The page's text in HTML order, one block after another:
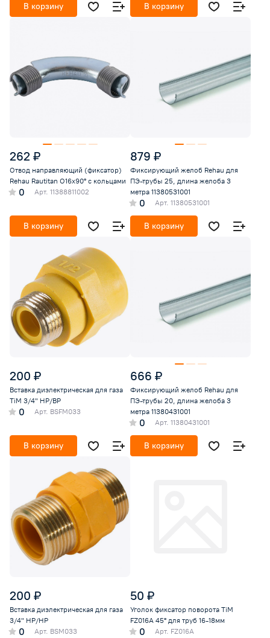
В корзину В корзину
262 ₽
Отвод направляющий (фиксатор)
Rehau Rautitan O16х90° с кольцами
0 Арт. 11388811002
В корзину
879 ₽
Фиксирующий желоб Rehau для
ПЭ-трубы 25, длина желоба 3
метра 11380531001
0 Арт. 11380531001
В корзину
200 ₽
Вставка диэлектрическая для газа
TiM 3/4" НР/ВР
0 Арт. BSFM033
В корзину
666 ₽
Фиксирующий желоб Rehau для
ПЭ-трубы 20, длина желоба 3
метра 11380431001
0 Арт. 11380431001
В корзину
200 ₽
Вставка диэлектрическая для газа
3/4" НР/НР
0 Арт. BSM033
50 ₽
Уголок фиксатор поворота TiM
FZ016A 45° для труб 16-18мм
0 Арт. FZ016A